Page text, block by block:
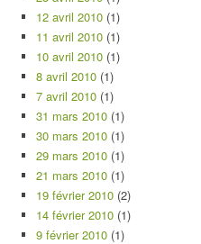
12 avril 2010 (1)
11 avril 2010 (1)
10 avril 2010 (1)
8 avril 2010 (1)
7 avril 2010 (1)
31 mars 2010 (1)
30 mars 2010 (1)
29 mars 2010 (1)
21 mars 2010 (1)
19 février 2010 (2)
14 février 2010 (1)
9 février 2010 (1)